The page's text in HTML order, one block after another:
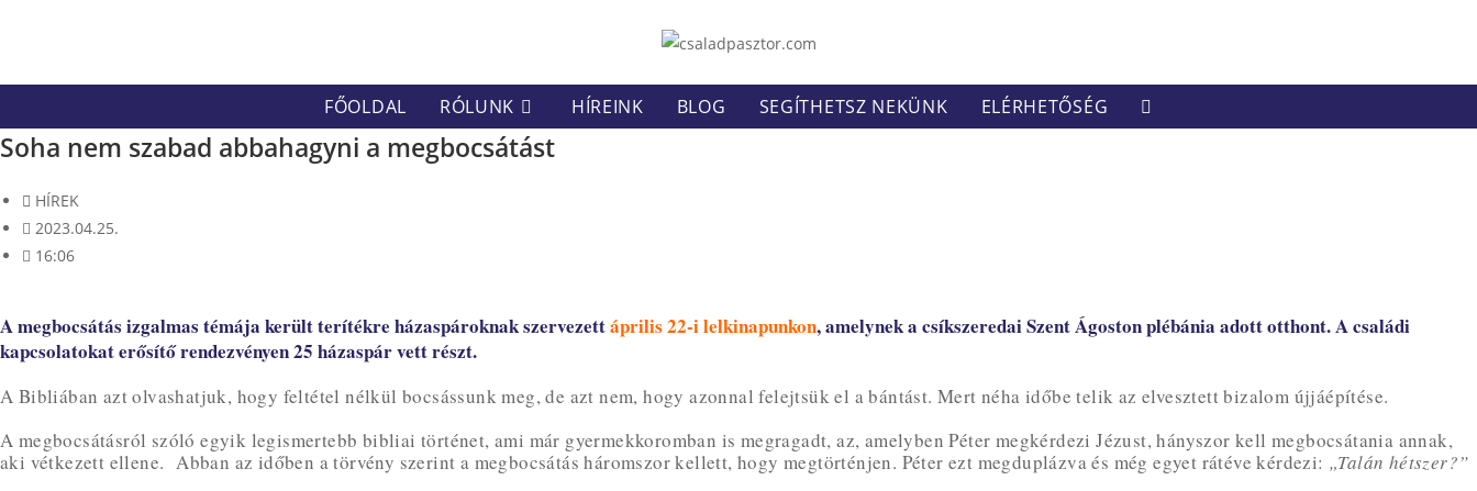
FŐOLDAL RÓLUNK HÍREINK BLOG SEGÍTHETSZ NEKÜNK ELÉRHETŐSÉG TOGGLE
Soha nem szabad abbahagyni a megbocsátást
HÍREK
2023.04.25.
16:06
A megbocsátás izgalmas témája került terítékre házaspároknak szervezettáprilis 22-i lelkinapunkon, amelynek a csíkszeredai Szent Ágoston plébánia adott otthont. A családi
kapcsolatokat erősítő rendezvényen 25 házaspár vett részt.
A Bibliában azt olvashatjuk, hogy feltétel nélkül bocsássunk meg, de azt nem, hogy azonnal felejtsük el a bántást. Mert néha időbe telik az elvesztett bizalom újjáépítése.
A megbocsátásról szóló egyik legismertebb bibliai történet, ami már gyermekkoromban is megragadt, az, amelyben Péter megkérdezi Jézust, hányszor kell megbocsátania annak,
aki vétkezett ellene. Abban az időben a törvény szerint a megbocsátás háromszor kellett, hogy megtörténjen. Péter ezt megduplázva és még egyet rátéve kérdezi: „Talán hétszer?”